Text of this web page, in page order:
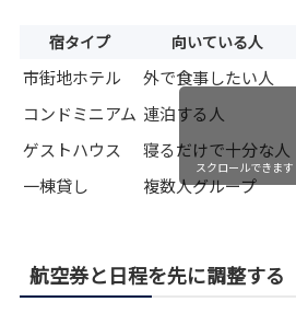
宿タイプ 向いている人
市街地ホテル 外で食事したい人
コンドミニアム 連泊する人
ゲストハウス
寝るだけで十分な人
一棟貸し
複数人グループ
スクロールできます
航空券と日程を先に調整する